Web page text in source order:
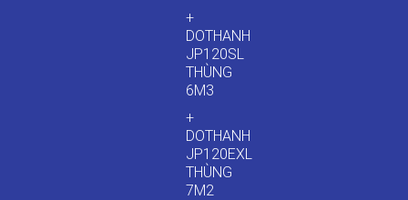
+
DOTHANH
JP120SL
THÙNG
6M3
+
DOTHANH
JP120EXL
THÙNG
7M2